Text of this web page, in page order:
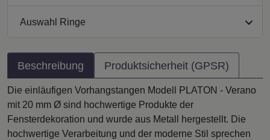
Auswahl Ringe
Beschreibung Produktsicherheit (GPSR)
Die einläufigen Vorhangstangen Modell PLATON - Verano
mit 20 mm Ø sind hochwertige Produkte der
Fensterdekoration und wurde aus Metall hergestellt. Die
hochwertige Verarbeitung und der moderne Stil sprechen